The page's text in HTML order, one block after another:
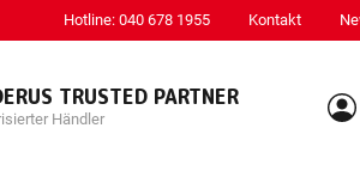
Hotline: 040 678 1955 Kontakt
TRUSTED PARTNER
Händler